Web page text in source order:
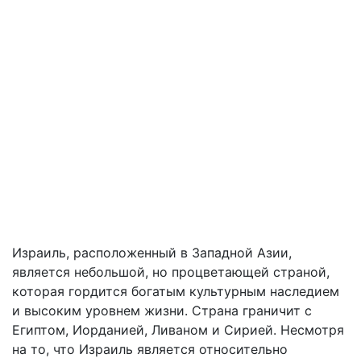
Израиль, расположенный в Западной Азии,
является небольшой, но процветающей страной,
которая гордится богатым культурным наследием
и высоким уровнем жизни. Страна граничит с
Египтом, Иорданией, Ливаном и Сирией. Несмотря
на то, что Израиль является относительно